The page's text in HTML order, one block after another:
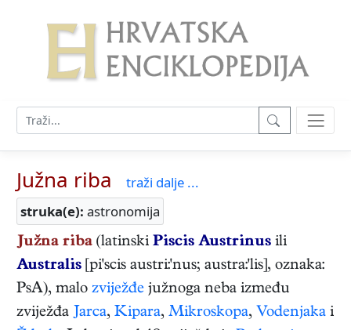
Južna riba
traži dalje ...
struka(e): astronomija
Južna riba (latinski Piscis Austrinus ili
Australis [pi'scis austri:'nus; austra:'lis], oznaka:
PsA), malo zviježđe južnoga neba između
zviježđa Jarca, Kipara, Mikroskopa, Vodenjaka i